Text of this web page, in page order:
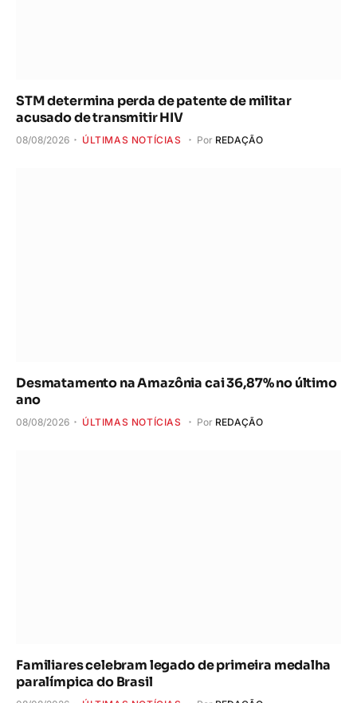
STM determina perda de patente de militar
acusado de transmitir HIV
08/08/2026 ÚLTIMAS NOTÍCIAS Por REDAÇÃO
Desmatamento na Amazônia cai 36,87% no último
ano
08/08/2026 ÚLTIMAS NOTÍCIAS Por REDAÇÃO
Familiares celebram legado de primeira medalha
paralímpica do Brasil